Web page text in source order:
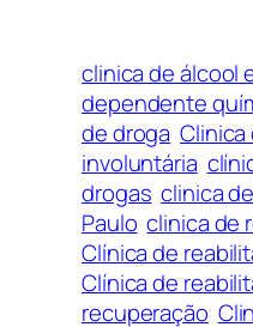
clinica de álcool
dependente
de droga
involuntária
drogas clinica
Paulo clinica de
Clínica de
Clínica de
recuperação